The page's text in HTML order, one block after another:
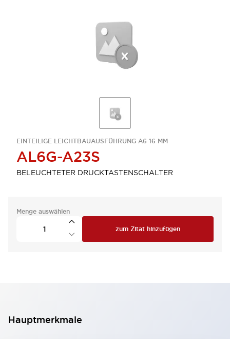
EINTEILIGE LEICHTBAUAUSFÜHRUNG A6 16 MM
AL6G-A23S
BELEUCHTETER DRUCKTASTENSCHALTER
Menge auswählen
zum Zitat hinzufügen
Hauptmerkmale